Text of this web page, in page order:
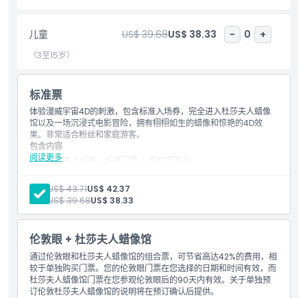
的回忆拍摄尽可能多的照片。
营业时间
位置
取消政策
儿童 US$ 39.68US$ 38.33 - 0 +
（3至15岁）
标准票
体验漫威宇宙4D的刺激，包含标准入场券，完全进入杜莎夫人蜡像
馆以及一场沉浸式电影冒险，拥有栩栩如生的蜡像和惊艳的4D效
果。非常适合粉丝和家庭游客。
阅读更多
包含内容
杜莎夫人伦敦 - 标准门票 + 漫威宇宙4D
可预订明天或任何未来日期。
成人: US$ 43.71US$ 42.37
儿童:
US$ 39.68US$ 38.33
伦敦眼 + 杜莎夫人蜡像馆
通过伦敦眼和杜莎夫人蜡像馆的组合票，可节省高达42%的费用，相
较于单独购买门票。您的伦敦眼门票在您选择的日期和时间有效，而
杜莎夫人蜡像馆门票在您参观伦敦眼后的90天内有效。关于单独预
订伦敦杜莎夫人蜡像馆的说明将在预订确认后提供。